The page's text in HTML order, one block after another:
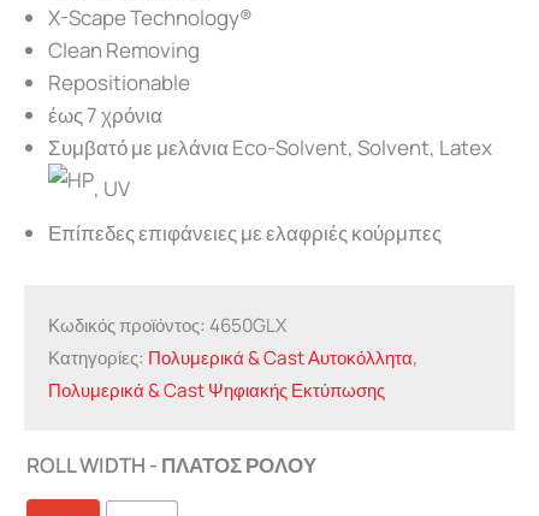
X-Scape Technology®
Clean Removing
Repositionable
έως 7 χρόνια
Συμβατό με μελάνια Eco-Solvent, Solvent, Latex
, UV
Επίπεδες επιφάνειες με ελαφριές κούρμπες
Κωδικός προϊόντος: 4650GLX
Κατηγορίες: Πολυμερικά & Cast Αυτοκόλλητα,
Πολυμερικά & Cast Ψηφιακής Εκτύπωσης
ROLL WIDTH - ΠΛΑΤΟΣ ΡΟΛΟΥ